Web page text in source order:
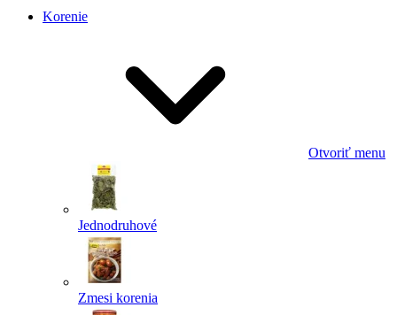
Korenie
Otvoriť menu
Jednodruhové
Zmesi korenia